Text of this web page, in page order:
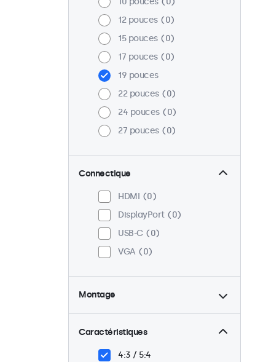
12 pouces
0
15 pouces
0
17 pouces
0
19 pouces
22 pouces
0
24 pouces
0
27 pouces
0
Connectique
HDMI
0
DisplayPort
0
USB-C
0
VGA
0
Montage
Panel mount
0
Encastrable
VESA 75 x 75
Caractéristiques
4:3 / 5:4